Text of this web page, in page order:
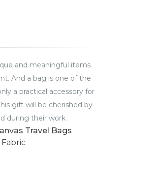
and meaningful items
And a bag is one of the
a practical accessory for
gift will be cherished by
during their work.
Travel Bags